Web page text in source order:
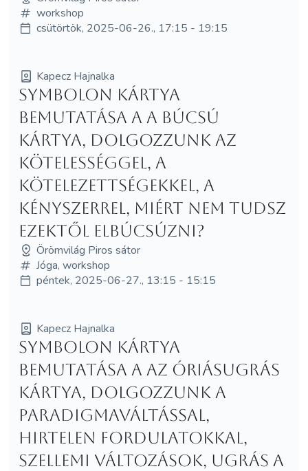
workshop
csütörtök, 2025-06-26., 17:15 - 19:15
Kapecz Hajnalka
Symbolon kártya
bemutatása a A Búcsú
kártya, dolgozzunk az
kötelességgel, a
kötelezettségekkel, a
kényszerrel, miért nem tudsz
ezektől elbúcsúzni?
Örömvilág Piros sátor
Jóga, workshop
péntek, 2025-06-27., 13:15 - 15:15
Kapecz Hajnalka
Symbolon kártya
bemutatása a Az Óriásugrás
kártya, dolgozzunk a
paradigmaváltással,
hirtelen fordulatokkal,
szellemi változások, ugrás a